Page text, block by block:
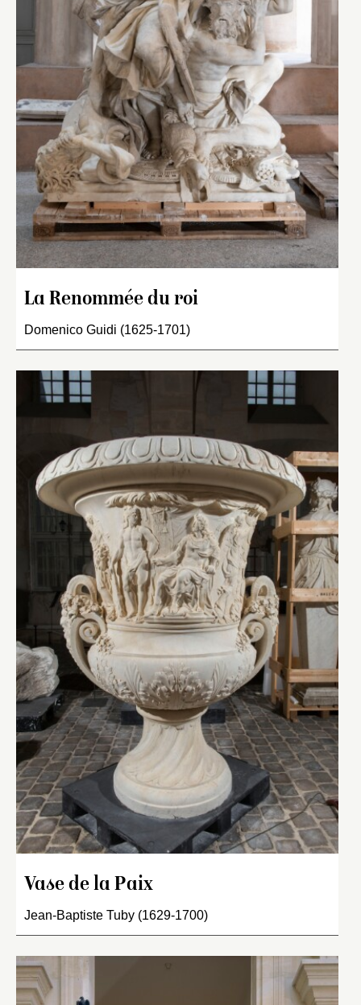
La Renommée du roi
Domenico Guidi (1625-1701)
Vase de la Paix
Jean-Baptiste Tuby (1629-1700)